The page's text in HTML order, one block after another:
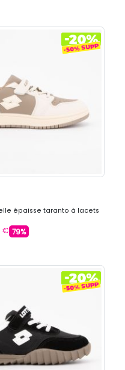
épaisse taranto à lacets
€ 79%